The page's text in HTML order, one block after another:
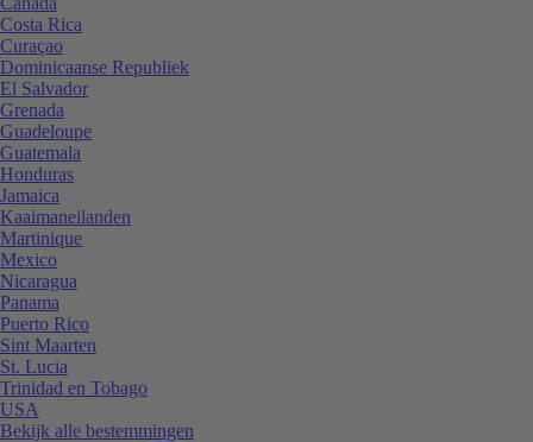
Costa Rica
Curaçao
Dominicaanse Republiek
El Salvador
Grenada
Guadeloupe
Guatemala
Honduras
Jamaica
Kaaimaneilanden
Martinique
Mexico
Nicaragua
Panama
Puerto Rico
Sint Maarten
St. Lucia
Trinidad en Tobago
USA
Bekijk alle bestemmingen